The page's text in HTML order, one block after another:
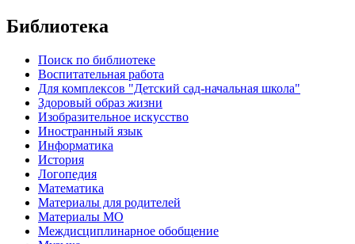
Библиотека
Поиск по библиотеке
Воспитательная работа
Для комплексов "Детский сад-начальная школа"
Здоровый образ жизни
Изобразительное искусство
Иностранный язык
Информатика
История
Логопедия
Математика
Материалы для родителей
Материалы МО
Междисциплинарное обобщение